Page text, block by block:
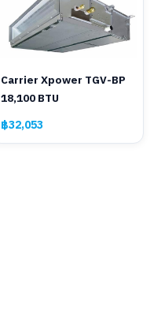
Carrier Xpower TGV-BP
18,100 BTU
฿32,053